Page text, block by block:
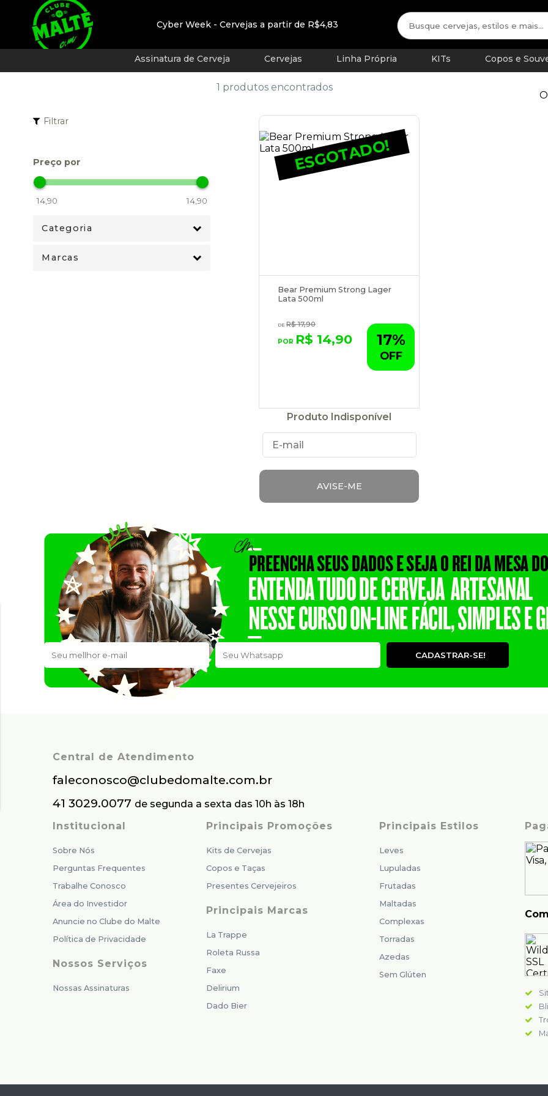
Cyber Week - Cervejas a partir de R$4,83
Assinatura de Cerveja Cervejas Linha Própria KITs Copos e
Filtrar
Preço por
Categoria
Marcas
1 produtos encontrados
ESGOTADO!
Bear Premium Strong Lager
Lata 500ml
R$ 17,90
R$ 14,90 17%
OFF
Produto Indisponível
AVISE-ME
CADASTRAR-SE!
Central de Atendimento
faleconosco@clubedomalte.com.br
41 3029.0077 de segunda a sexta das 10h às 18h
Institucional
Sobre Nós
Perguntas Frequentes
Trabalhe Conosco
Área do Investidor
Anuncie no Clube do Malte
Política de Privacidade
Nossos Serviços
Nossas Assinaturas
Principais Promoções
Kits de Cervejas
Copos e Taças
Presentes Cervejeiros
Principais Marcas
La Trappe
Roleta Russa
Faxe
Delirium
Dado Bier
Principais Estilos
Leves
Lupuladas
Frutadas
Maltadas
Complexas
Torradas
Azedas
Sem Glúten